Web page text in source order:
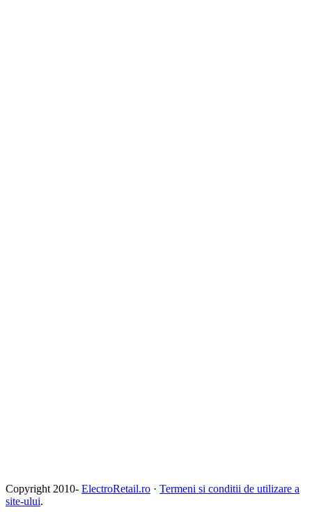
Copyright 2010- ElectroRetail.ro · Termeni si conditii de utilizare a
site-ului.